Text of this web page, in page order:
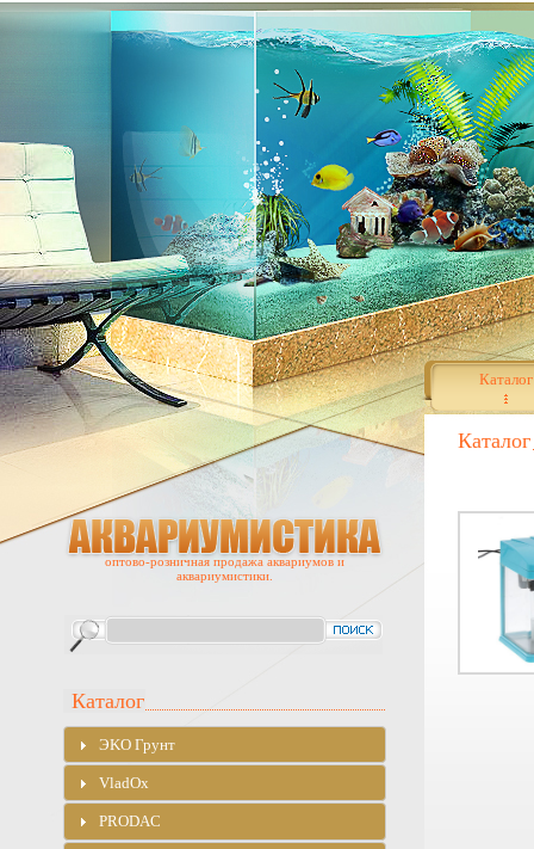
Каталог
Каталог
оптово-розничная продажа аквариумов и
аквариумистики.
Каталог
ЭKO Грунт
VladOx
PRODAC